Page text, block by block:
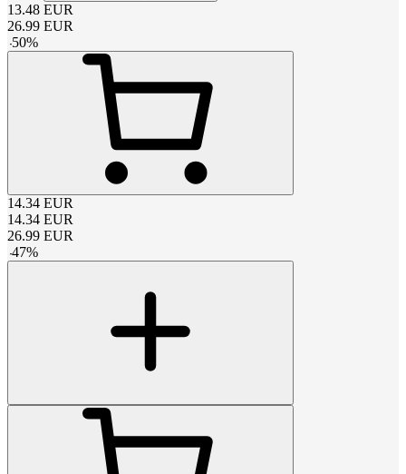
13.48 EUR
26.99 EUR
-50%
14.34 EUR
14.34 EUR
26.99 EUR
-47%